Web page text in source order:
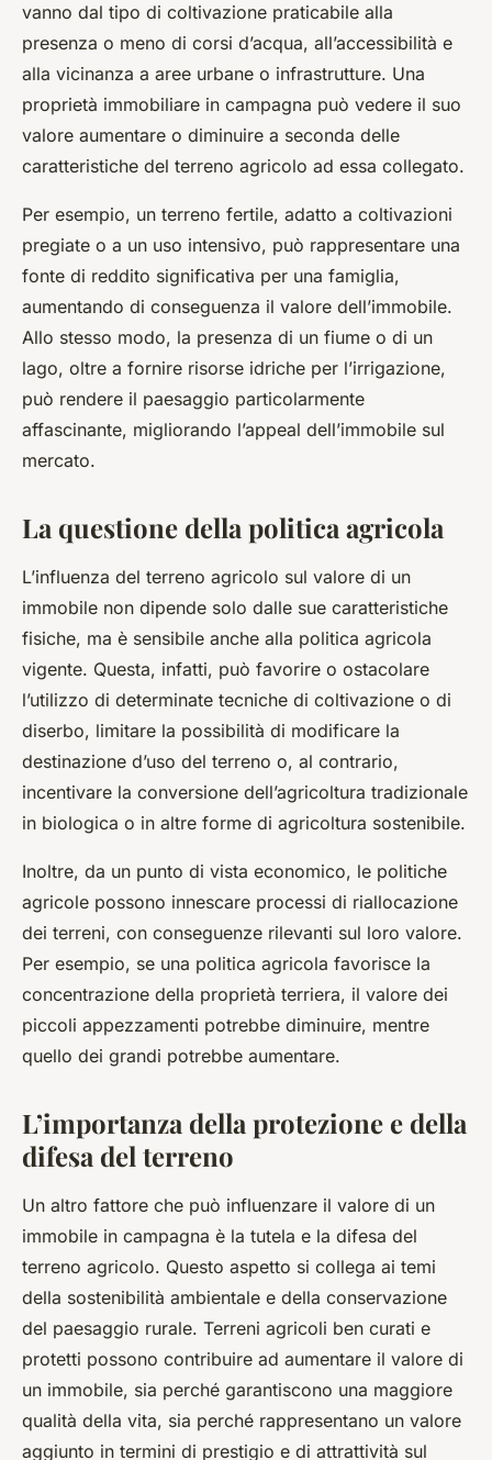
vanno dal tipo di coltivazione praticabile alla
presenza o meno di corsi d’acqua, all’accessibilità e
alla vicinanza a aree urbane o infrastrutture. Una
proprietà immobiliare in campagna può vedere il suo
valore aumentare o diminuire a seconda delle
caratteristiche del terreno agricolo ad essa collegato.
Per esempio, un terreno fertile, adatto a coltivazioni
pregiate o a un uso intensivo, può rappresentare una
fonte di reddito significativa per una famiglia,
aumentando di conseguenza il valore dell’immobile.
Allo stesso modo, la presenza di un fiume o di un
lago, oltre a fornire risorse idriche per l’irrigazione,
può rendere il paesaggio particolarmente
affascinante, migliorando l’appeal dell’immobile sul
mercato.
La questione della politica agricola
L’influenza del terreno agricolo sul valore di un
immobile non dipende solo dalle sue caratteristiche
fisiche, ma è sensibile anche alla politica agricola
vigente. Questa, infatti, può favorire o ostacolare
l’utilizzo di determinate tecniche di coltivazione o di
diserbo, limitare la possibilità di modificare la
destinazione d’uso del terreno o, al contrario,
incentivare la conversione dell’agricoltura tradizionale
in biologica o in altre forme di agricoltura sostenibile.
Inoltre, da un punto di vista economico, le politiche
agricole possono innescare processi di riallocazione
dei terreni, con conseguenze rilevanti sul loro valore.
Per esempio, se una politica agricola favorisce la
concentrazione della proprietà terriera, il valore dei
piccoli appezzamenti potrebbe diminuire, mentre
quello dei grandi potrebbe aumentare.
L’importanza della protezione e della
difesa del terreno
Un altro fattore che può influenzare il valore di un
immobile in campagna è la tutela e la difesa del
terreno agricolo. Questo aspetto si collega ai temi
della sostenibilità ambientale e della conservazione
del paesaggio rurale. Terreni agricoli ben curati e
protetti possono contribuire ad aumentare il valore di
un immobile, sia perché garantiscono una maggiore
qualità della vita, sia perché rappresentano un valore
aggiunto in termini di prestigio e di attrattività sul